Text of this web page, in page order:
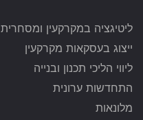
ליטיגציה במקרקעין ומסחרית
ייצוג בעסקאות מקרקעין
ליווי הליכי תכנון ובנייה
התחדשות ערונית
מלונאות